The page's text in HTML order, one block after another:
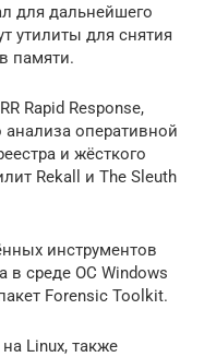
для дальнейшего
утилиты для снятия
памяти.
Rapid Response,
анализа оперативной
и жёсткого
Rekall и The Sleuth
инструментов
в среде ОС Windows
Forensic Toolkit.
Linux, также